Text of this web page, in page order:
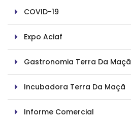
COVID-19
Expo Aciaf
Gastronomia Terra Da Maçã
Incubadora Terra Da Maçã
Informe Comercial